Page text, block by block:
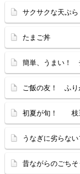
サクサクな天ぷ
たまご丼
簡単、うまい！
ご飯の友！ ふり
初夏が旬！ 枝豆
うなぎに劣らな
昔ながらのごち